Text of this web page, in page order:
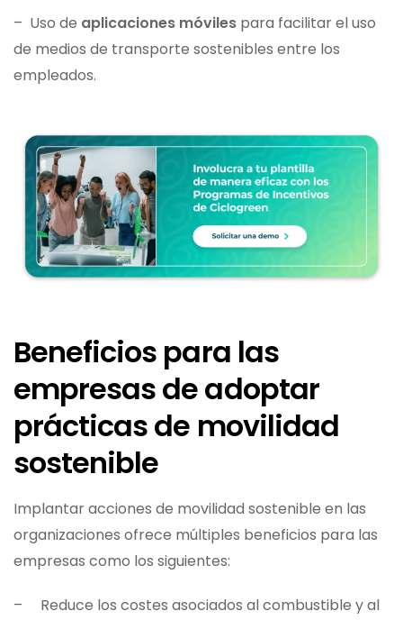
– Uso de aplicaciones móviles para facilitar el uso
de medios de transporte sostenibles entre los
empleados.
Beneficios para las
empresas de adoptar
prácticas de movilidad
sostenible
Implantar acciones de movilidad sostenible en las
organizaciones ofrece múltiples beneficios para las
empresas como los siguientes:
– Reduce los costes asociados al combustible y al